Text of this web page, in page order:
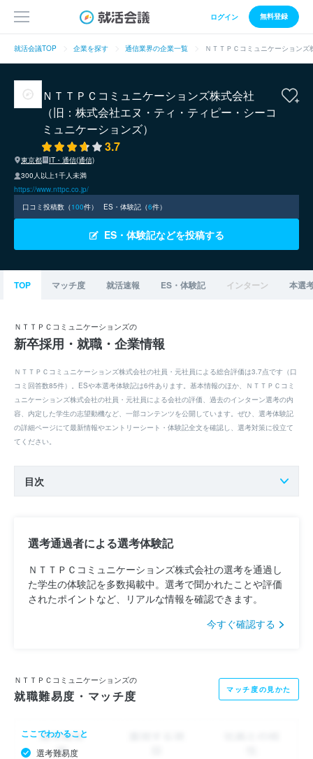
ログイン 無料登録
就活会議TOP 企業を探す 通信業界の企業一覧 ＮＴＴＰＣコミュニケーション
ＮＴＴＰＣコミュニケーションズ株式会社
（旧：株式会社エヌ・ティ・ティピー・シーコ
ミュニケーションズ）
3.7
東京都
IT・通信(通信)
300人以上1千人未満
https://www.nttpc.co.jp/
口コミ投稿数（100件） ES・体験記（6件）
ES・体験記などを投稿する
TOP マッチ度 就活速報 ES・体験記 インターン 本選
ＮＴＴＰＣコミュニケーションズの
新卒採用・就職・企業情報
ＮＴＴＰＣコミュニケーションズ株式会社の社員・元社員による総合評価は3.7点です（口
コミ回答数85件）。ESや本選考体験記は6件あります。基本情報のほか、ＮＴＴＰＣコミ
ュニケーションズ株式会社の社員・元社員による会社の評価、過去のインターン選考の内
容、内定した学生の志望動機など、一部コンテンツを公開しています。ぜひ、選考体験記
の詳細ページにて最新情報やエントリーシート・体験記全文を確認し、選考対策に役立て
てください。
目次
選考通過者による選考体験記
ＮＴＴＰＣコミュニケーションズ株式会社の選考を通過し
た学生の体験記を多数掲載中。選考で聞かれたことや評価
されたポイントなど、リアルな情報を確認できます。
今すぐ確認する
ＮＴＴＰＣコミュニケーションズの
就職難易度・マッチ度 マッチ度の見かた
ここでわかること
選考難易度